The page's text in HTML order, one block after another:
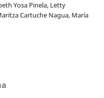
Yosa Pinela, Letty
Cartuche Nagua, María